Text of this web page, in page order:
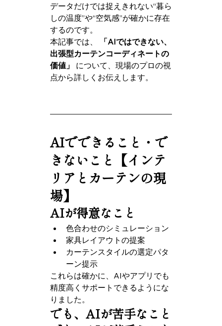
データだけでは捉えきれない“暮ら
しの温度”や“空気感”が確かに存在
するのです。
本記事では、
「AIではできない、
出張型カーテンコーディネートの
価値」
について、現場のプロの視
点から詳しくお伝えします。
AIでできること・で
きないこと【インテ
リアとカーテンの現
場】
AIが得意なこと
色合わせのシミュレーション
家具レイアウトの提案
カーテンスタイルの選定パタ
ーン提示
これらは確かに、AIやアプリでも
精度高くサポートできるようにな
りました。
でも、AIが苦手なこと